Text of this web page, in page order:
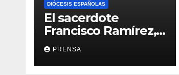
DIÓCESIS ESPAÑOLAS
El sacerdote
Francisco Ramírez,
en El Espejo de la
Iglesia
PRENSA